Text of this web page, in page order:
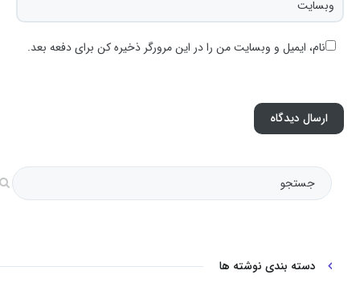
نام، ایمیل و وبسایت من را در این مرورگر ذخیره کن برای دفعه بعد.
دسته بندی نوشته ها